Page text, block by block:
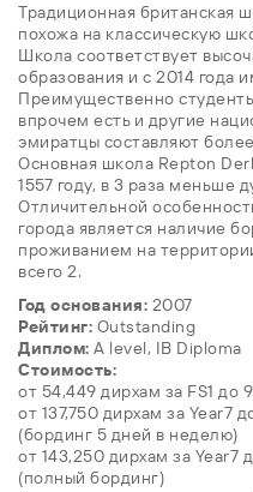
Традиционная британская
похожа на классическую
Школа соответствует
образования и с 2014 года
Преимущественно
впрочем есть и другие
эмиратцы составляют
Основная школа Repton
1557 году, в 3 раза меньше
Отличительной
города является наличие
проживанием на
всего 2.
Год основания: 2007
Рейтинг: Outstanding
Диплом: A level, IB Diploma
Стоимость:
от 54,449 дирхам за FS1 до
от 137,750 дирхам за Year7
(бординг 5 дней в неделю)
от 143,250 дирхам за Year7
(полный бординг)